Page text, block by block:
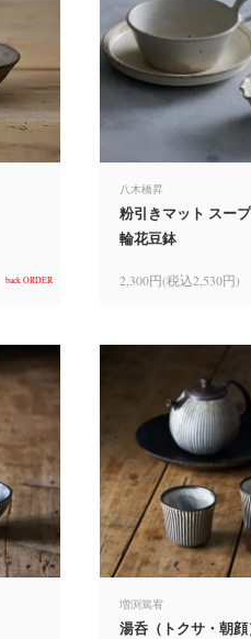
back ORDER
八木橋昇
粉引きマット スー
輪花豆鉢
2,300円(税込2,530円)
増渕篤宥
湯呑（トクサ・朝顔